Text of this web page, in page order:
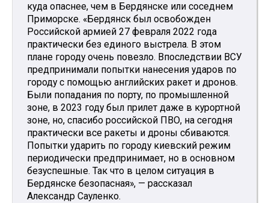
куда опаснее, чем в Бердянске или соседнем
Приморске. «Бердянск был освобожден
Российской армией 27 февраля 2022 года
практически без единого выстрела. В этом
плане городу очень повезло. Впоследствии ВСУ
предпринимали попытки нанесения ударов по
городу с помощью английских ракет и дронов.
Были попадания по порту, по промышленной
зоне, в 2023 году был прилет даже в курортной
зоне, но, спасибо российской ПВО, на сегодня
практически все ракеты и дроны сбиваются.
Попытки ударить по городу киевский режим
периодически предпринимает, но в основном
безуспешные. Так что в целом ситуация в
Бердянске безопасная», — рассказал
Александр Сауленко.